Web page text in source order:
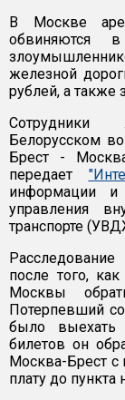
В Москве
обвиняются
железной
рублей, а также
Сотрудники
Белорусском
Брест -
передает
информации и
управления
транспорте
после того,
Москвы
Потерпевший
было выехать
билетов он
Москва-Брест с
плату до пункта